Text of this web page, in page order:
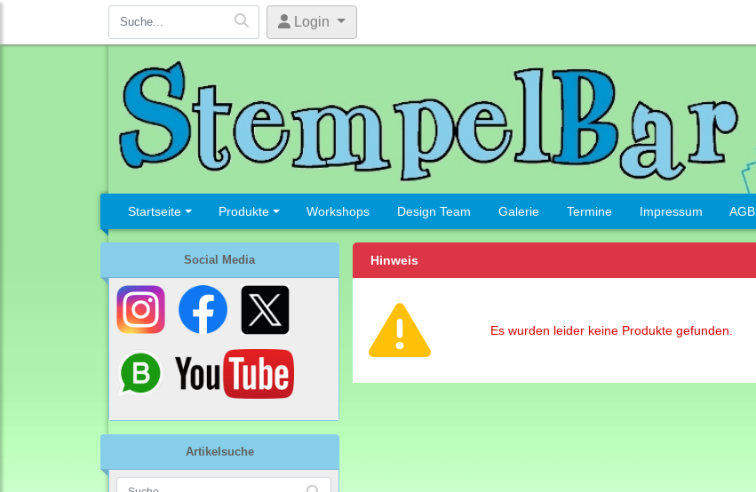
Login
Startseite Produkte Workshops Design Team Galerie Termine Impressum AGB
Social Media
Artikelsuche
Hinweis
Es wurden leider keine Produkte gefunden.